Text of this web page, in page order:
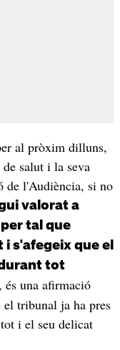
al pròxim dilluns,
salut i la seva
de l'Audiència, si no
valorat a
tal que
s'afegeix que el
tot
una afirmació
el tribunal ja ha pres
i el seu delicat